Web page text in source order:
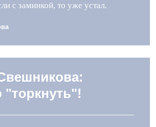
с заминкой, то уже устал.